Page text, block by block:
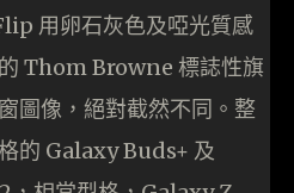
用卵石灰色及啞光質感
Thom Browne 標誌性旗
圖像，絕對截然不同。整
的 Galaxy Buds+ 及